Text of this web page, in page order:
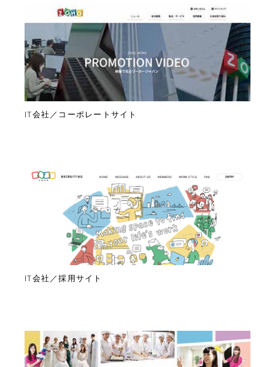
IT会社／コーポレートサイト
IT会社／採用サイト